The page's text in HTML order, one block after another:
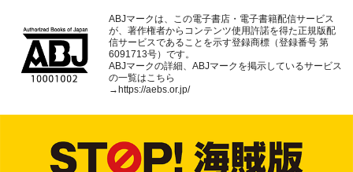
ABJマークは、この電子書店・電子書籍配信サービス
が、著作権者からコンテンツ使用許諾を得た正規版配
信サービスであることを示す登録商標（登録番号 第
6091713号）です。
ABJマークの詳細、ABJマークを掲示しているサービス
の一覧はこちら
→ https://aebs.or.jp/